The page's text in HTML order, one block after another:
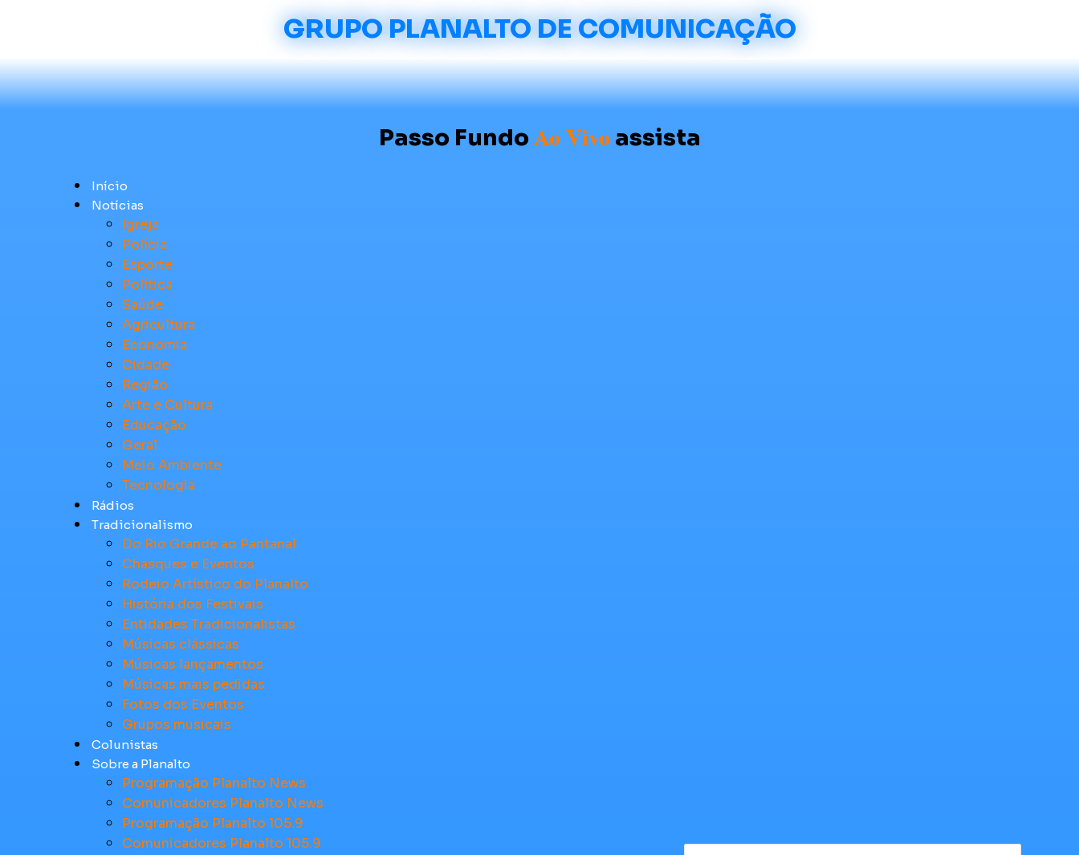
GRUPO PLANALTO DE COMUNICAÇÃO
Passo Fundo Ao Vivo assista
Início
Notícias
Igreja
Polícia
Esporte
Política
Saúde
Agricultura
Economia
Cidade
Região
Arte e Cultura
Educação
Geral
Meio Ambiente
Tecnologia
Rádios
Tradicionalismo
Do Rio Grande ao Pantanal
Chasques e Eventos
Rodeio Artístico do Planalto
História dos Festivais
Entidades Tradicionalistas
Músicas clássicas
Músicas lançamentos
Músicas mais pedidas
Fotos dos Eventos
Grupos musicais
Colunistas
Sobre a Planalto
Programação Planalto News
Comunicadores Planalto News
Programação Planalto 105.9
Comunicadores Planalto 105.9